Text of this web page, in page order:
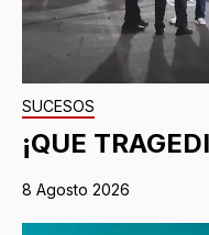
SUCESOS
¡QUE
8 Agosto 2026